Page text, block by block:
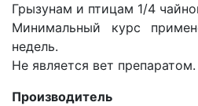
Грызунам и птицам 1/4
Минимальный курс
недель.
Не является вет препаратом.
Производитель